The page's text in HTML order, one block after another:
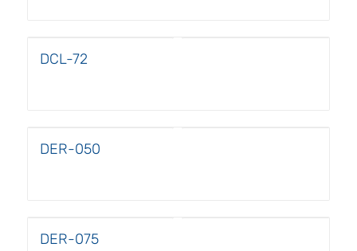
DCL-72
DER-050
DER-075